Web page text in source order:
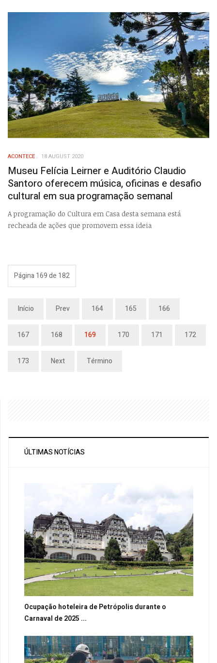
ACONTECE 18 AUGUST 2020
Museu Felícia Leirner e Auditório Claudio
Santoro oferecem música, oficinas e desafio
cultural em sua programação semanal
A programação do Cultura em Casa desta semana está
recheada de ações que promovem essa ideia
Página 169 de 182
Início Prev 164 165 166
167 168 169 170 171 172
173 Next Término
ÚLTIMAS NOTÍCIAS
Ocupação hoteleira de Petrópolis durante o
Carnaval de 2025 ...